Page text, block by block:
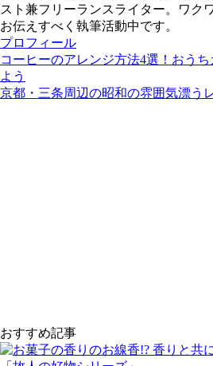
スト兼フリーランスライター。ワク
お伝えすべく執筆活動中です。
プロフィール
コーヒーのアレンジ方法4選！おう
よう
京都・三条周辺の昭和の雰囲気漂う
おすすめ記事